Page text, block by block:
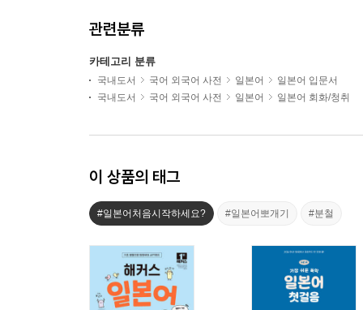
관련분류
카테고리 분류
국내도서 국어 외국어 사전 일본어
일본어 입문서
국내도서
국어 외국어 사전 일본어 일본어 회화/청취
이 상품의 태그
#일본어처음시작하세요? #일본어뽀개기 #분철